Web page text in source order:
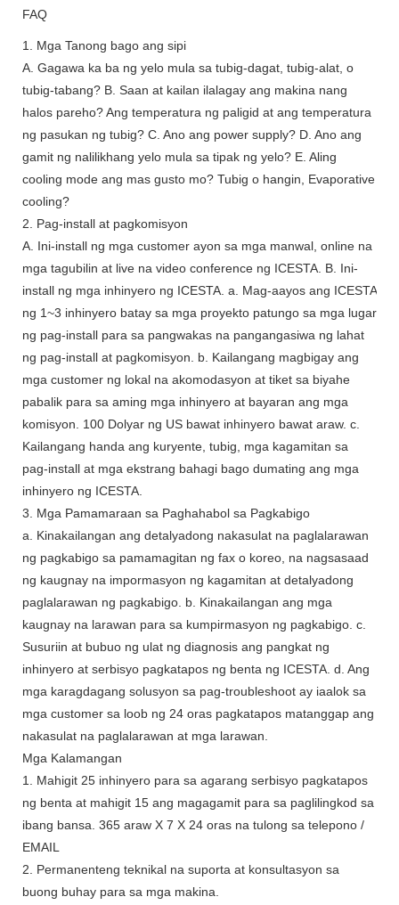
FAQ
1. Mga Tanong bago ang sipi
A. Gagawa ka ba ng yelo mula sa tubig-dagat, tubig-alat, o
tubig-tabang? B. Saan at kailan ilalagay ang makina nang
halos pareho? Ang temperatura ng paligid at ang temperatura
ng pasukan ng tubig? C. Ano ang power supply? D. Ano ang
gamit ng nalilikhang yelo mula sa tipak ng yelo? E. Aling
cooling mode ang mas gusto mo? Tubig o hangin, Evaporative
cooling?
2. Pag-install at pagkomisyon
A. Ini-install ng mga customer ayon sa mga manwal, online na
mga tagubilin at live na video conference ng ICESTA. B. Ini-
install ng mga inhinyero ng ICESTA. a. Mag-aayos ang ICESTA
ng 1~3 inhinyero batay sa mga proyekto patungo sa mga lugar
ng pag-install para sa pangwakas na pangangasiwa ng lahat
ng pag-install at pagkomisyon. b. Kailangang magbigay ang
mga customer ng lokal na akomodasyon at tiket sa biyahe
pabalik para sa aming mga inhinyero at bayaran ang mga
komisyon. 100 Dolyar ng US bawat inhinyero bawat araw. c.
Kailangang handa ang kuryente, tubig, mga kagamitan sa
pag-install at mga ekstrang bahagi bago dumating ang mga
inhinyero ng ICESTA.
3. Mga Pamamaraan sa Paghahabol sa Pagkabigo
a. Kinakailangan ang detalyadong nakasulat na paglalarawan
ng pagkabigo sa pamamagitan ng fax o koreo, na nagsasaad
ng kaugnay na impormasyon ng kagamitan at detalyadong
paglalarawan ng pagkabigo. b. Kinakailangan ang mga
kaugnay na larawan para sa kumpirmasyon ng pagkabigo. c.
Susuriin at bubuo ng ulat ng diagnosis ang pangkat ng
inhinyero at serbisyo pagkatapos ng benta ng ICESTA. d. Ang
mga karagdagang solusyon sa pag-troubleshoot ay iaalok sa
mga customer sa loob ng 24 oras pagkatapos matanggap ang
nakasulat na paglalarawan at mga larawan.
Mga Kalamangan
1. Mahigit 25 inhinyero para sa agarang serbisyo pagkatapos
ng benta at mahigit 15 ang magagamit para sa paglilingkod sa
ibang bansa. 365 araw X 7 X 24 oras na tulong sa telepono /
EMAIL
2. Permanenteng teknikal na suporta at konsultasyon sa
buong buhay para sa mga makina.